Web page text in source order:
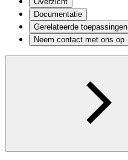
Documentatie
Gerelateerde toepassingen
Neem contact met ons op